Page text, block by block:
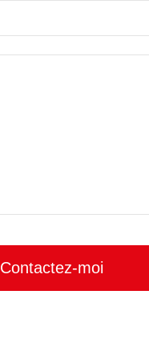
Contactez-moi